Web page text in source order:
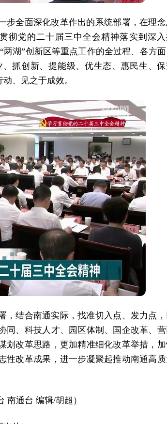
步全面深化改革作出的系统部署，在理念
彻党的二十届三中全会精神落实到深入
湖”创新区等重点工作的全过程、各方面
抓创新、提能级、优生态、惠民生、保
、见之于成效。
，结合南通实际，找准切入点、发力点，
同、科技人才、园区体制、国企改革、
划改革思路，更加精准细化改革举措，
性改革成果，进一步凝聚起推动南通高
南通台 编辑/胡超）